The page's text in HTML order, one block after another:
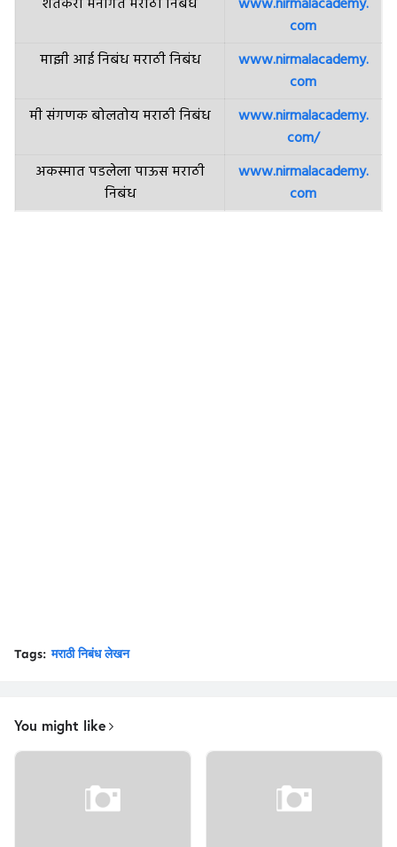
com
माझी आई निबंध मराठी निबंध
www.nirmalacademy.
com
मी संगणक बोलतोय मराठी निबंध
www.nirmalacademy.
com/
अकस्मात पडलेला पाऊस मराठी
निबंध
www.nirmalacademy.
com
Tags: मराठी निबंध लेखन
You might like